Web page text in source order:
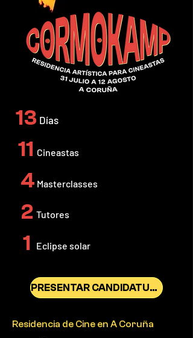
13 Días
11 Cineastas
4 Masterclasses
2 Tutores
1 Eclipse solar
PRESENTAR CANDIDATURA
Residencia de Cine en A Coruña